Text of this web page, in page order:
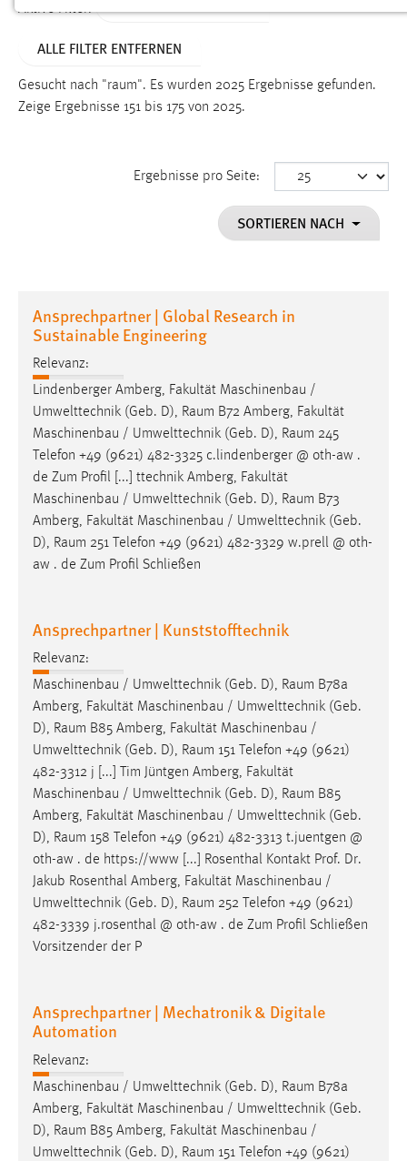
Aktive Filter:
ALLE FILTER ENTFERNEN
Gesucht nach "raum". Es wurden 2025 Ergebnisse gefunden.
Zeige Ergebnisse 151 bis 175 von 2025.
Ergebnisse pro Seite:
SORTIEREN NACH
Ansprechpartner | Global Research in
Sustainable Engineering
Relevanz:
Lindenberger Amberg, Fakultät Maschinenbau /
Umwelttechnik (Geb. D), Raum B72 Amberg, Fakultät
Maschinenbau / Umwelttechnik (Geb. D), Raum 245
Telefon +49 (9621) 482-3325 c.lindenberger @ oth-aw .
de Zum Profil [...] ttechnik Amberg, Fakultät
Maschinenbau / Umwelttechnik (Geb. D), Raum B73
Amberg, Fakultät Maschinenbau / Umwelttechnik (Geb.
D), Raum 251 Telefon +49 (9621) 482-3329 w.prell @ oth-
aw . de Zum Profil Schließen
Ansprechpartner | Kunststofftechnik
Relevanz:
Maschinenbau / Umwelttechnik (Geb. D), Raum B78a
Amberg, Fakultät Maschinenbau / Umwelttechnik (Geb.
D), Raum B85 Amberg, Fakultät Maschinenbau /
Umwelttechnik (Geb. D), Raum 151 Telefon +49 (9621)
482-3312 j [...] Tim Jüntgen Amberg, Fakultät
Maschinenbau / Umwelttechnik (Geb. D), Raum B85
Amberg, Fakultät Maschinenbau / Umwelttechnik (Geb.
D), Raum 158 Telefon +49 (9621) 482-3313 t.juentgen @
oth-aw . de https://www [...] Rosenthal Kontakt Prof. Dr.
Jakub Rosenthal Amberg, Fakultät Maschinenbau /
Umwelttechnik (Geb. D), Raum 252 Telefon +49 (9621)
482-3339 j.rosenthal @ oth-aw . de Zum Profil Schließen
Vorsitzender der P
Ansprechpartner | Mechatronik & Digitale
Automation
Relevanz:
Maschinenbau / Umwelttechnik (Geb. D), Raum B78a
Amberg, Fakultät Maschinenbau / Umwelttechnik (Geb.
D), Raum B85 Amberg, Fakultät Maschinenbau /
Umwelttechnik (Geb. D), Raum 151 Telefon +49 (9621)
Funktionen und sind für die einwandfreie Funktion der
Einverständnis
cookie_consent
Dieser Cookie speichert die ausgewählten Einverständnis-
Performance
Name:
staticfilecache
Zweck:
Für performante Seitenauslieferung wird in diesem Cookie
gespeichert, ob man eingeloggt ist.
Sprachpräferenz
Name:
Zweck:
Das Cookie speichert die gewählte Sprache der Website.
Cookie Laufzeit:
Chat
Name:
MibewSessionID, MIBEW_UserID, mibew_locale, mibew-
chat-frame-style-5e9dbeb1811c0446
Zweck:
Wird benötigt um die Chatfunktion nutzen zu können.
Cookie Laufzeit:
MibewSessionID, mibew-chat-frame-style-
5e9dbeb1811c0446 = Sitzungslaufzeit, mibew_locale = 3
Login
Name:
fe_user, be_user, be_lastLoginProvider
Zweck:
Dieser Cookie ist notwendig um sich an der Website
einloggen zu können.